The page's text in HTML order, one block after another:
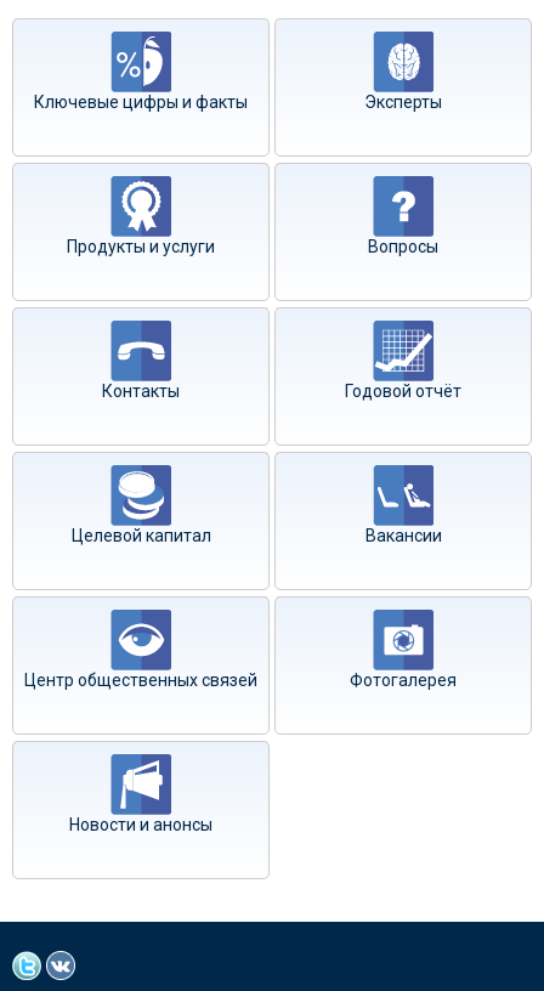
Ключевые цифры и факты Эксперты
Продукты и услуги Вопросы
Контакты Годовой отчёт
Целевой капитал Вакансии
Центр общественных связей Фотогалерея
Новости и анонсы